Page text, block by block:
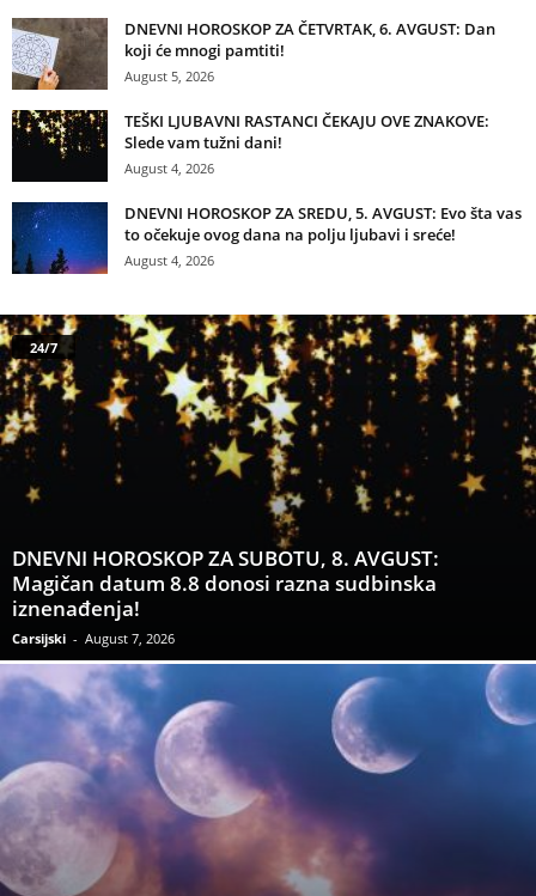
DNEVNI HOROSKOP ZA ČETVRTAK, 6. AVGUST: Dan
koji će mnogi pamtiti!
August 5, 2026
TEŠKI LJUBAVNI RASTANCI ČEKAJU OVE ZNAKOVE:
Slede vam tužni dani!
August 4, 2026
DNEVNI HOROSKOP ZA SREDU, 5. AVGUST: Evo šta vas
to očekuje ovog dana na polju ljubavi i sreće!
August 4, 2026
24/7
DNEVNI HOROSKOP ZA SUBOTU, 8. AVGUST:
Magičan datum 8.8 donosi razna sudbinska
iznenađenja!
Carsijski - August 7, 2026